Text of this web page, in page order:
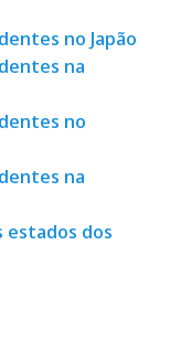
no Japão
na
no
na
estados dos